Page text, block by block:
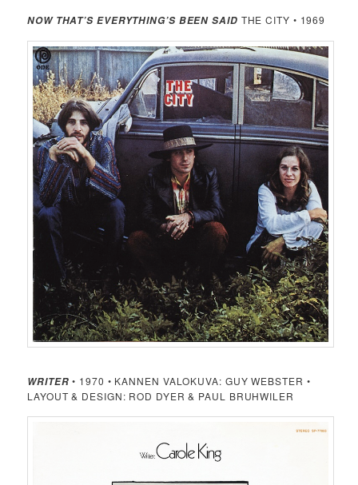
NOW THAT’S EVERYTHING’S BEEN SAID THE CITY • 1969
WRITER • 1970 • KANNEN VALOKUVA: GUY WEBSTER •
LAYOUT & DESIGN: ROD DYER & PAUL BRUHWILER